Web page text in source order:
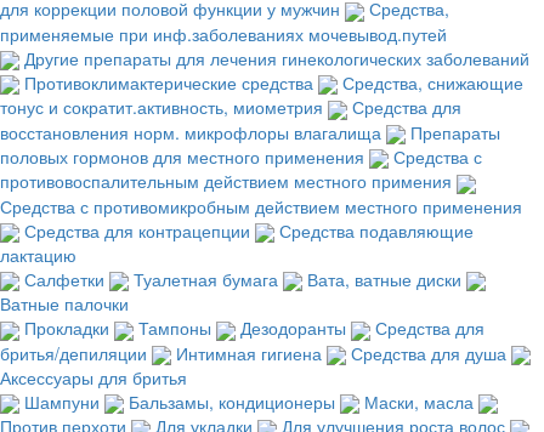
для коррекции половой функции у мужчин
Средства,
применяемые при инф.заболеваниях мочевывод.путей
Другие препараты для лечения гинекологических заболеваний
Противоклимактерические средства
Средства, снижающие
тонус и сократит.активность, миометрия
Средства для
восстановления норм. микрофлоры влагалища
Препараты
половых гормонов для местного применения
Средства с
противовоспалительным действием местного примения
Средства с противомикробным действием местного применения
Средства для контрацепции
Средства подавляющие
лактацию
Салфетки
Туалетная бумага
Вата, ватные диски
Ватные палочки
Прокладки
Тампоны Дезодоранты
Средства для
бритья/депиляции
Интимная гигиена
Средства для душа
Аксессуары для бритья
Шампуни
Бальзамы, кондиционеры
Маски, масла
Против перхоти
Для укладки
Для улучшения роста волос